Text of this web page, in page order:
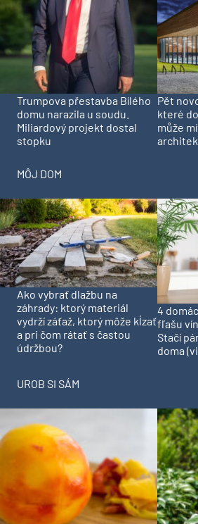
Trumpova přestavba Bílého
domu narazila u soudu.
Miliardový projekt dostal
stopku
Pět
které
může
MÔJ DOM
Ako vybrať dlažbu na
záhrady: ktorý materiál
vydrží záťaž, ktorý môže kĺzať
a pri čom rátať s častou
údržbou?
4
fľašu
Stačí
doma
UROB SI SÁM